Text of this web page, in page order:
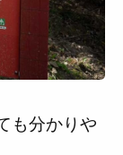
も分かりや